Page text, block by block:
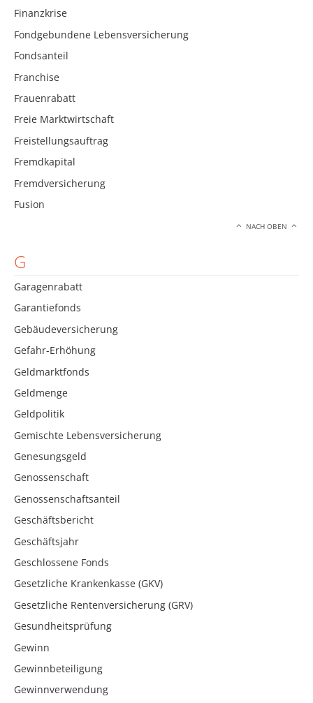
Finanzkrise
Fondgebundene Lebensversicherung
Fondsanteil
Franchise
Frauenrabatt
Freie Marktwirtschaft
Freistellungsauftrag
Fremdkapital
Fremdversicherung
Fusion
NACH OBEN
G
Garagenrabatt
Garantiefonds
Gebäudeversicherung
Gefahr-Erhöhung
Geldmarktfonds
Geldmenge
Geldpolitik
Gemischte Lebensversicherung
Genesungsgeld
Genossenschaft
Genossenschaftsanteil
Geschäftsbericht
Geschäftsjahr
Geschlossene Fonds
Gesetzliche Krankenkasse (GKV)
Gesetzliche Rentenversicherung (GRV)
Gesundheitsprüfung
Gewinn
Gewinnbeteiligung
Gewinnverwendung